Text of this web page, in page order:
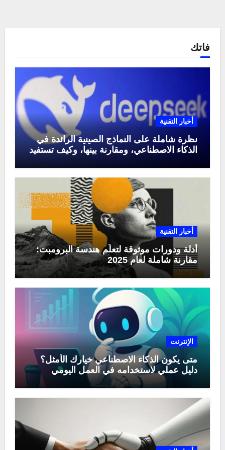
فاتك
أخبار التقنية
نظرة شاملة على النماذج الصينية الرائدة في
الذكاء الاصطناعي، ومقارنة بينها، وكيف تستفيد
أخبار التقنية
أدلة ودورات موثوقة لتعلّم هندسة البرومبت:
مقارنة شاملة لعام 2025
الإنترنت
متى يكون الذكاء الاصطناعي خيارك الأمثل؟
دليل عملي لاستخدامه في العمل اليومي